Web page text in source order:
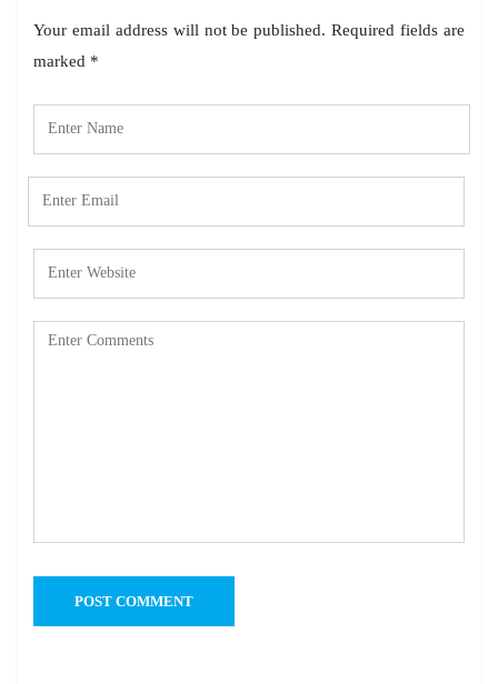
Your email address will not be published. Required fields are
marked *